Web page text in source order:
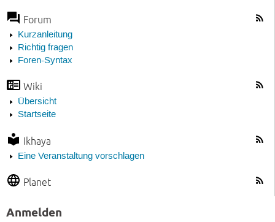
Forum
Kurzanleitung
Richtig fragen
Foren-Syntax
Wiki
Übersicht
Startseite
Ikhaya
Eine Veranstaltung vorschlagen
Planet
Anmelden